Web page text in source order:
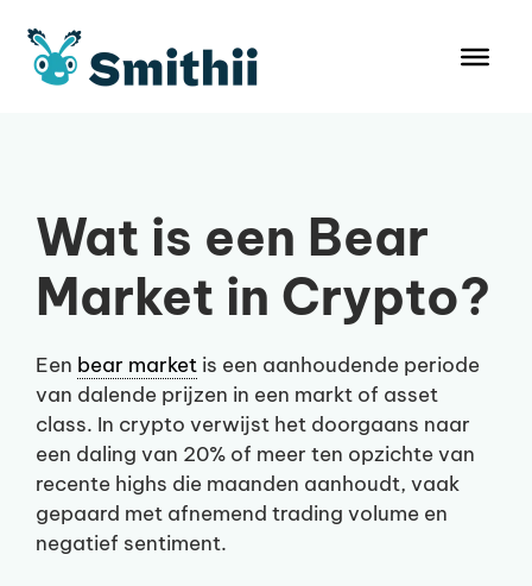
naar
Wat is een Bear
Market in Crypto?
Een bear market is een aanhoudende periode
van dalende prijzen in een markt of asset
class. In crypto verwijst het doorgaans naar
een daling van 20% of meer ten opzichte van
recente highs die maanden aanhoudt, vaak
gepaard met afnemend trading volume en
negatief sentiment.